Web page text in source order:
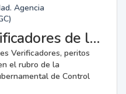
Agencia
Inspectores y Verificadores de la AGC
Verificadores, peritos
el rubro de la
de Control